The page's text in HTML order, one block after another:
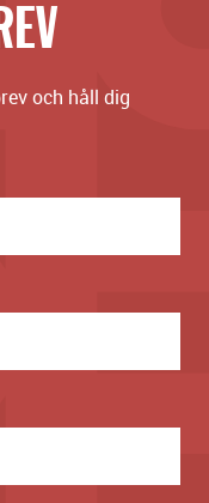
och håll dig